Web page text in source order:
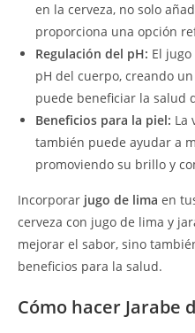
en la cerveza, no solo
proporciona una opción
Regulación del pH: El
pH del cuerpo, creando
puede beneficiar la salud
Beneficios para la piel: La
también puede ayudar a
promoviendo su brillo y
Incorporar jugo de lima en
cerveza con jugo de lima y
mejorar el sabor, sino
beneficios para la salud.
Cómo hacer Jarabe